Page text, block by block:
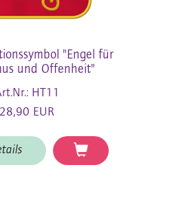
"Engel für
und Offenheit"
HT11
28,90 EUR